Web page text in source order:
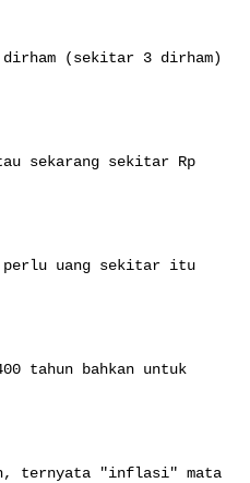
dirham (sekitar 3 dirham)
sekarang sekitar Rp
perlu uang sekitar itu
tahun bahkan untuk
ternyata "inflasi" mata